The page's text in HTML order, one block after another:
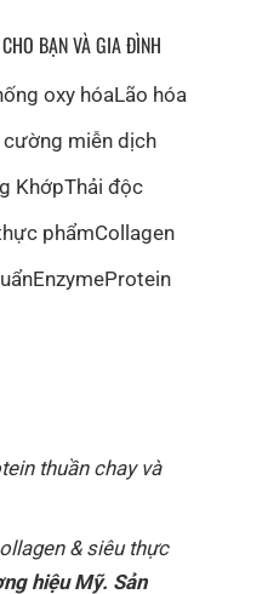
BẠN VÀ GIA ĐÌNH
oxy hóaLão hóa
cường miễn dịch
KhớpThải độc
phẩmCollagen
EnzymeProtein
thuần chay và
& siêu thực
hiệu Mỹ. Sản